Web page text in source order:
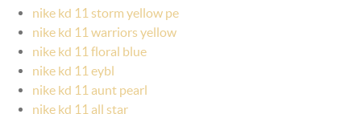
nike kd 11 storm yellow pe
nike kd 11 warriors yellow
nike kd 11 floral blue
nike kd 11 eybl
nike kd 11 aunt pearl
nike kd 11 all star